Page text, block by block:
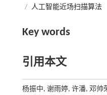
/ 人工智能近场扫描算法
Key words
引用本文
杨振中, 谢雨婷, 许潘, 邓帅